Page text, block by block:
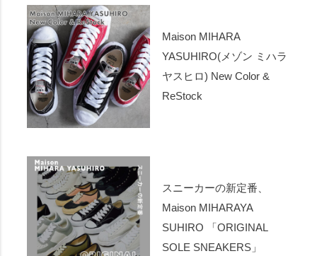
Maison MIHARA
YASUHIRO(メゾン ミハラ
ヤスヒロ) New Color &
ReStock
スニーカーの新定番、
Maison MIHARAYA
SUHIRO 「ORIGINAL
SOLE SNEAKERS」